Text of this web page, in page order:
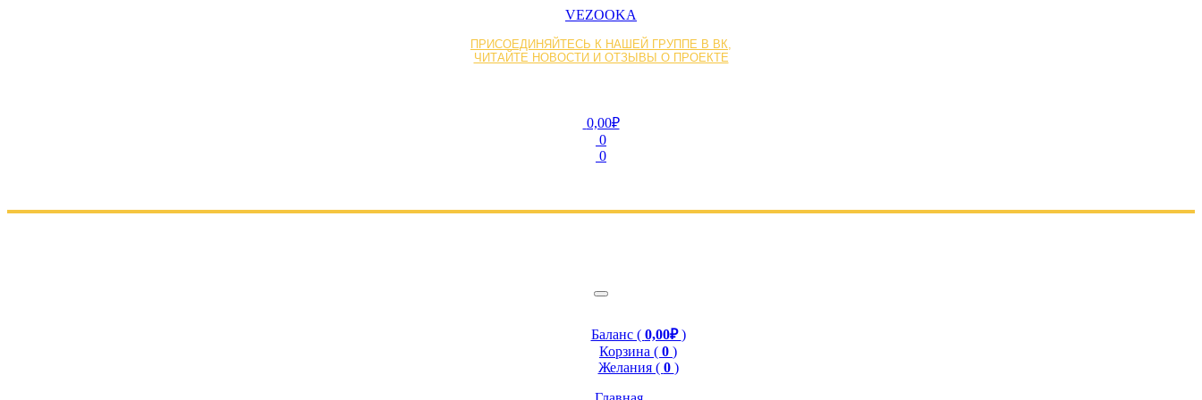
VEZOOKA
ПРИСОЕДИНЯЙТЕСЬ К НАШЕЙ ГРУППЕ В ВК,
ЧИТАЙТЕ НОВОСТИ И ОТЗЫВЫ О ПРОЕКТЕ
0,00₽
0
0
Баланс ( 0,00₽)
Корзина ( 0 )
Желания ( 0 )